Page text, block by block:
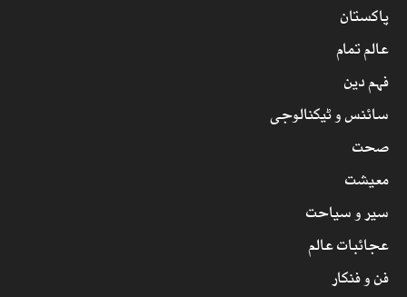
پاکستان
عالم تمام
فہم دین
سائنس و ٹیکنالوجی
صحت
معیشت
سیر و سیاحت
عجائبات عالم
فن و فنکار